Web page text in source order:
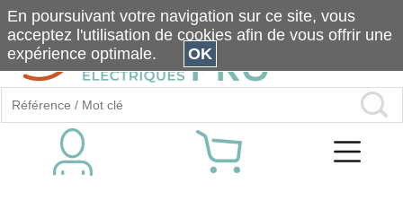
En poursuivant votre navigation sur ce site, vous
acceptez l'utilisation de cookies afin de vous offrir une
expérience optimale.
OK